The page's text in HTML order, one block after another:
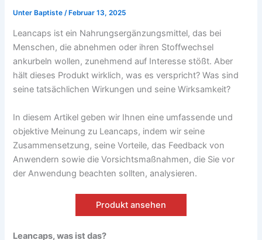
UnterBaptiste /Februar 13, 2025
Leancaps ist ein Nahrungsergänzungsmittel, das bei
Menschen, die abnehmen oder ihren Stoffwechsel
ankurbeln wollen, zunehmend auf Interesse stößt. Aber
hält dieses Produkt wirklich, was es verspricht? Was sind
seine tatsächlichen Wirkungen und seine Wirksamkeit?
In diesem Artikel geben wir Ihnen eine umfassende und
objektive Meinung zu Leancaps, indem wir seine
Zusammensetzung, seine Vorteile, das Feedback von
Anwendern sowie die Vorsichtsmaßnahmen, die Sie vor
der Anwendung beachten sollten, analysieren.
Produkt ansehen
Leancaps, was ist das?